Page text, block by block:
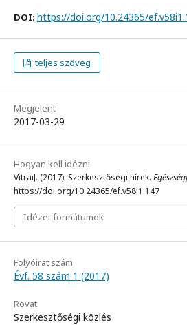
DOI: https://doi.org/10.24365/
teljes szöveg
Megjelent
2017-03-29
Hogyan kell idézni
VitraiJ. (2017). Szerkesztőségi hírek.
https://doi.org/10.24365/ef.v58i1.147
Idézet formátumok
Folyóirat szám
Évf. 58 szám 1 (2017)
Rovat
Szerkesztőségi közlés